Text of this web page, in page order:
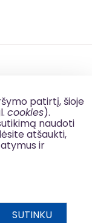
patirtį, šioje
cookies).
naudoti
atšaukti,
ir
SUTINKU